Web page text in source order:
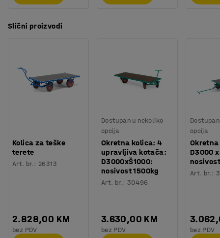
Slični proizvodi
Kolica za teške
terete
Art. br.: 26313
2.828,00 KM
bez PDV
Dostupan u nekoliko
opcija
Okretna kolica: 4
upravljiva kotača:
D3000xŠ1000:
nosivost 1500kg
Art. br.: 30496
3.630,00 KM
bez PDV
opcija
D3000
Art. br.:
bez PDV